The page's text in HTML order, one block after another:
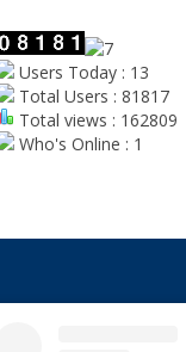
Users Today : 13
Total Users : 81817
Total views : 162809
Who's Online : 1